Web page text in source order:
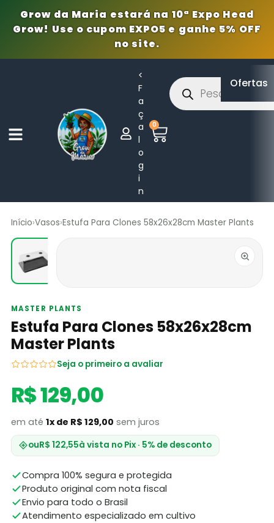
Grow da Maria estará na 10ª Expo Head
Grow! Use o cupom EXPO5 e ganhe 5% OFF
no site.
<
F
a
ç
a
l
o
g
i
n
0
Ofertas
Início›Vasos›Estufa Para Clones 58x26x28cm Master Plants
MASTER PLANTS
Estufa Para Clones 58x26x28cm
Master Plants
Seja o primeiro a avaliar
R$ 129,00
em até 1x de R$ 129,00 sem juros
ouR$ 122,55à vista no Pix · 5% de desconto
Compra 100% segura e protegida
Produto original com nota fiscal
Envio para todo o Brasil
Atendimento especializado em cultivo